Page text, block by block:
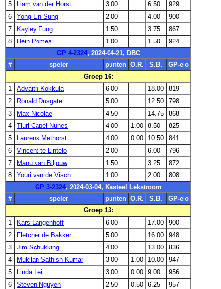
5
Liam van der Horst 3.00 6.50
929
6
Yong Lin Sung 2.00 4.00
900
7
Kayley Fung 1.50 3.75
867
8
Hein Pomes 1.00 1.50
924
GP 4-2324, 2024-04-21, DBC
#
speler punten O.R. S.B.
GP-elo
Groep 16:
1
Advaith Kokkula 6.00 18.00
819
2
Ronald Dusgate 5.00 12.50
798
3
Max Nicolae 4.50 14.75
868
4
Tiuri Capel Nunes 4.00 1.00 8.50
825
5
Laurens Methorst 4.00 0.00 10.50
841
6
Vincent te Lintelo 2.00 6.00
796
7
Manu van Biljouw 1.50 3.25
872
8
Youri van de Visch 1.00 2.00
808
GP 3-2324, 2024-03-04, Kasteel Lekstroom
#
speler punten O.R. S.B.
GP-elo
Groep 13:
1
Kars Langenhoff 6.00 17.00
900
2
Fletcher de Bakker 5.00 16.00
948
3
Jim Schukking 4.00 13.00
936
4
Mukilan Sathish Kumar 3.00 1.00 10.00
947
5
Linda Lei 3.00 0.00 9.00
956
6
Steven Nguyen 2.50 0.50 6.25
957